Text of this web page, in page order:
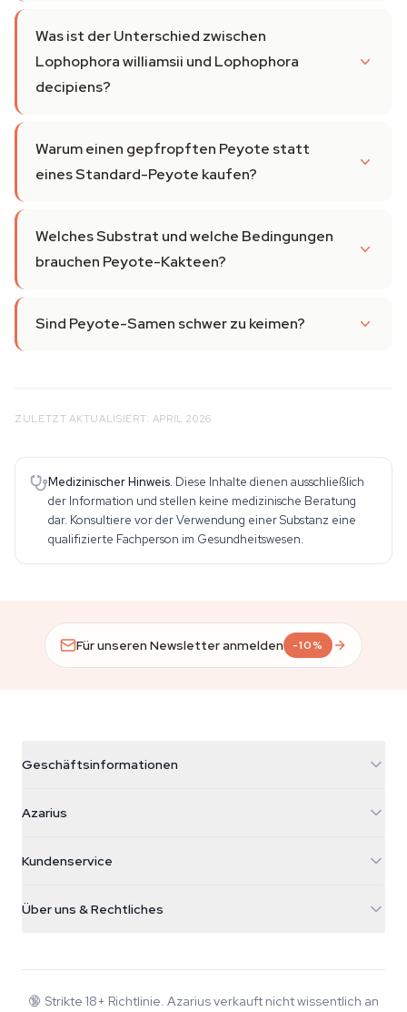
Was ist der Unterschied zwischen
Lophophora williamsii und Lophophora
decipiens?
Warum einen gepfropften Peyote statt
eines Standard-Peyote kaufen?
Welches Substrat und welche Bedingungen
brauchen Peyote-Kakteen?
Sind Peyote-Samen schwer zu keimen?
ZULETZT AKTUALISIERT: APRIL 2026
Medizinischer Hinweis. Diese Inhalte dienen ausschließlich
der Information und stellen keine medizinische Beratung
dar. Konsultiere vor der Verwendung einer Substanz eine
qualifizierte Fachperson im Gesundheitswesen.
Für unseren Newsletter anmelden -10%
Geschäftsinformationen
Galvaniweg 11
Nederland
+31(0)204897914
Azarius
Smokeshop
Kundenservice
FAQ
Über uns & Rechtliches
Wiki
Blog
🔞 Strikte 18+ Richtlinie. Azarius verkauft nicht wissentlich an